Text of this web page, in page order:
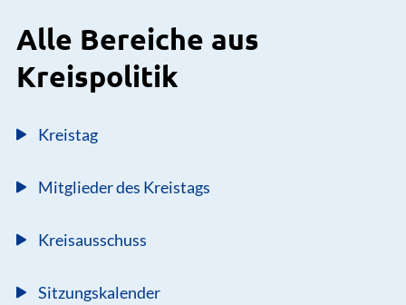
Alle Bereiche aus
Kreispolitik
Kreistag
Mitglieder des Kreistags
Kreisausschuss
Sitzungskalender